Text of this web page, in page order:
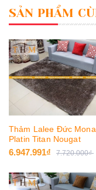
SẢN PHẨM
Thảm Lalee Đức
Platin Titan Nougat
6.947.991₫ 7.720.000₫